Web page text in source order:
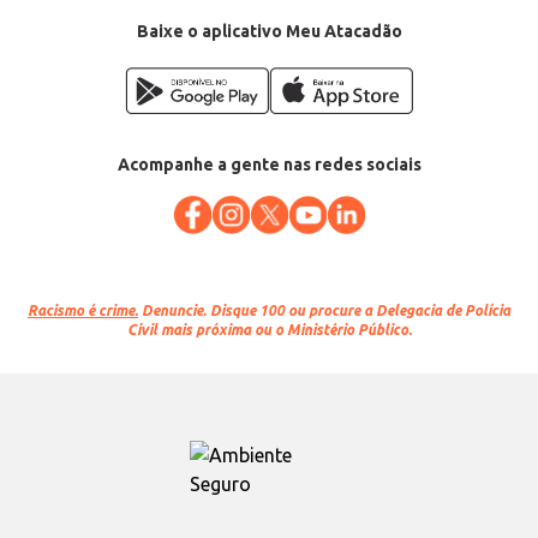
Baixe o aplicativo Meu Atacadão
Acompanhe a gente nas redes sociais
Racismo é crime. Denuncie. Disque 100 ou procure a Delegacia de Polícia
Civil mais próxima ou o Ministério Público.